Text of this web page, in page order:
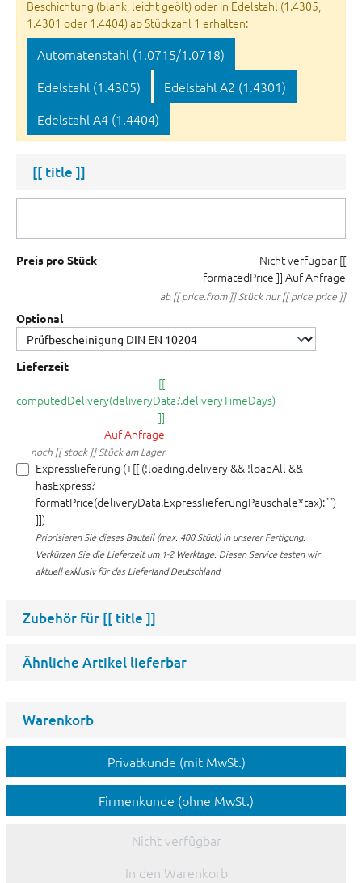
Beschichtung (blank, leicht geölt) oder in Edelstahl (1.4305,
1.4301 oder 1.4404) ab Stückzahl 1 erhalten:
Automatenstahl (1.0715/1.0718)
Edelstahl (1.4305)
Edelstahl A2 (1.4301)
Edelstahl A4 (1.4404)
[[ title ]]
Preis pro Stück Nicht verfügbar [[
formatedPrice ]] Auf Anfrage
ab [[ price.from ]] Stück nur [[ price.price ]]
Optional
Lieferzeit
[[
computedDelivery(deliveryData?.deliveryTimeDays)
]]
Auf Anfrage
noch [[ stock ]] Stück am Lager
Expresslieferung (+[[ (!loading.delivery && !loadAll &&
hasExpress?
formatPrice(deliveryData.ExpresslieferungPauschale*tax):"")
]])
Priorisieren Sie dieses Bauteil (max. 400 Stück) in unserer Fertigung.
Verkürzen Sie die Lieferzeit um 1-2 Werktage. Diesen Service testen wir
aktuell exklusiv für das Lieferland Deutschland.
Zubehör für [[ title ]]
Ähnliche Artikel lieferbar
Warenkorb
Privatkunde (mit MwSt.)
Firmenkunde (ohne MwSt.)
Nicht verfügbar
In den Warenkorb